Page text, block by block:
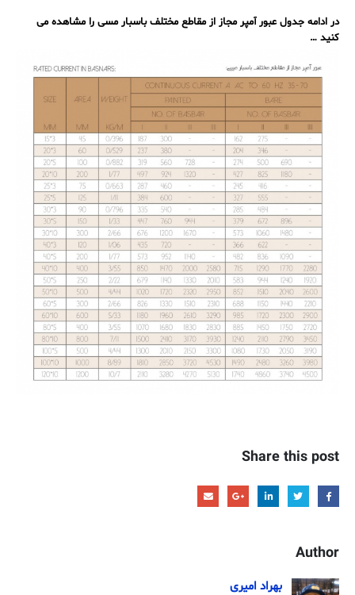
در ادامه جدول عبور آمپر مجاز از مقاطع مختلف باسبار مسی را مشاهده می
کنید …
Share this post
Author
بهراد امیری